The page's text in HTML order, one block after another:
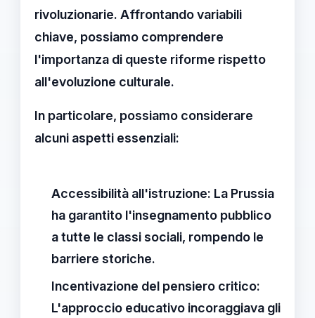
rivoluzionarie. Affrontando variabili
chiave, possiamo comprendere
l'importanza di queste riforme rispetto
all'evoluzione culturale.
In particolare, possiamo considerare
alcuni aspetti essenziali:
Accessibilità all'istruzione: La Prussia
ha garantito l'insegnamento pubblico
a tutte le classi sociali, rompendo le
barriere storiche.
Incentivazione del pensiero critico:
L'approccio educativo incoraggiava gli